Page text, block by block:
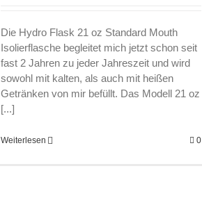
Die Hydro Flask 21 oz Standard Mouth
Isolierflasche begleitet mich jetzt schon seit
fast 2 Jahren zu jeder Jahreszeit und wird
sowohl mit kalten, als auch mit heißen
Getränken von mir befüllt. Das Modell 21 oz
[...]
Weiterlesen 0